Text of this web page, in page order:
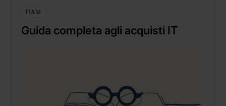
ITAM
Guida completa agli acquisti IT